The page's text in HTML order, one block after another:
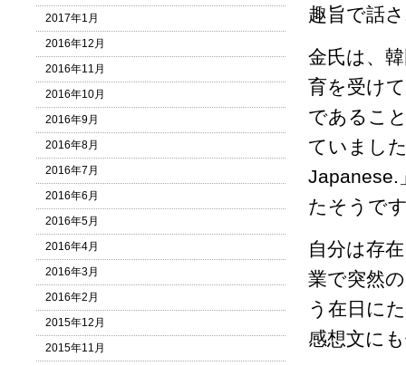
趣旨で話
金氏は、
育を受け
であるこ
ていまし
Japanese.
たそうで
自分は存
業で突然
う在日に
感想文に
2017年1月
2016年12月
2016年11月
2016年10月
2016年9月
2016年8月
2016年7月
2016年6月
2016年5月
2016年4月
2016年3月
2016年2月
2015年12月
2015年11月